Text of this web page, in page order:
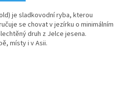
je sladkovodní ryba, kterou
se chovat v jezírku o minimálním
druh z Jelce jesena.
místy i v Asii.